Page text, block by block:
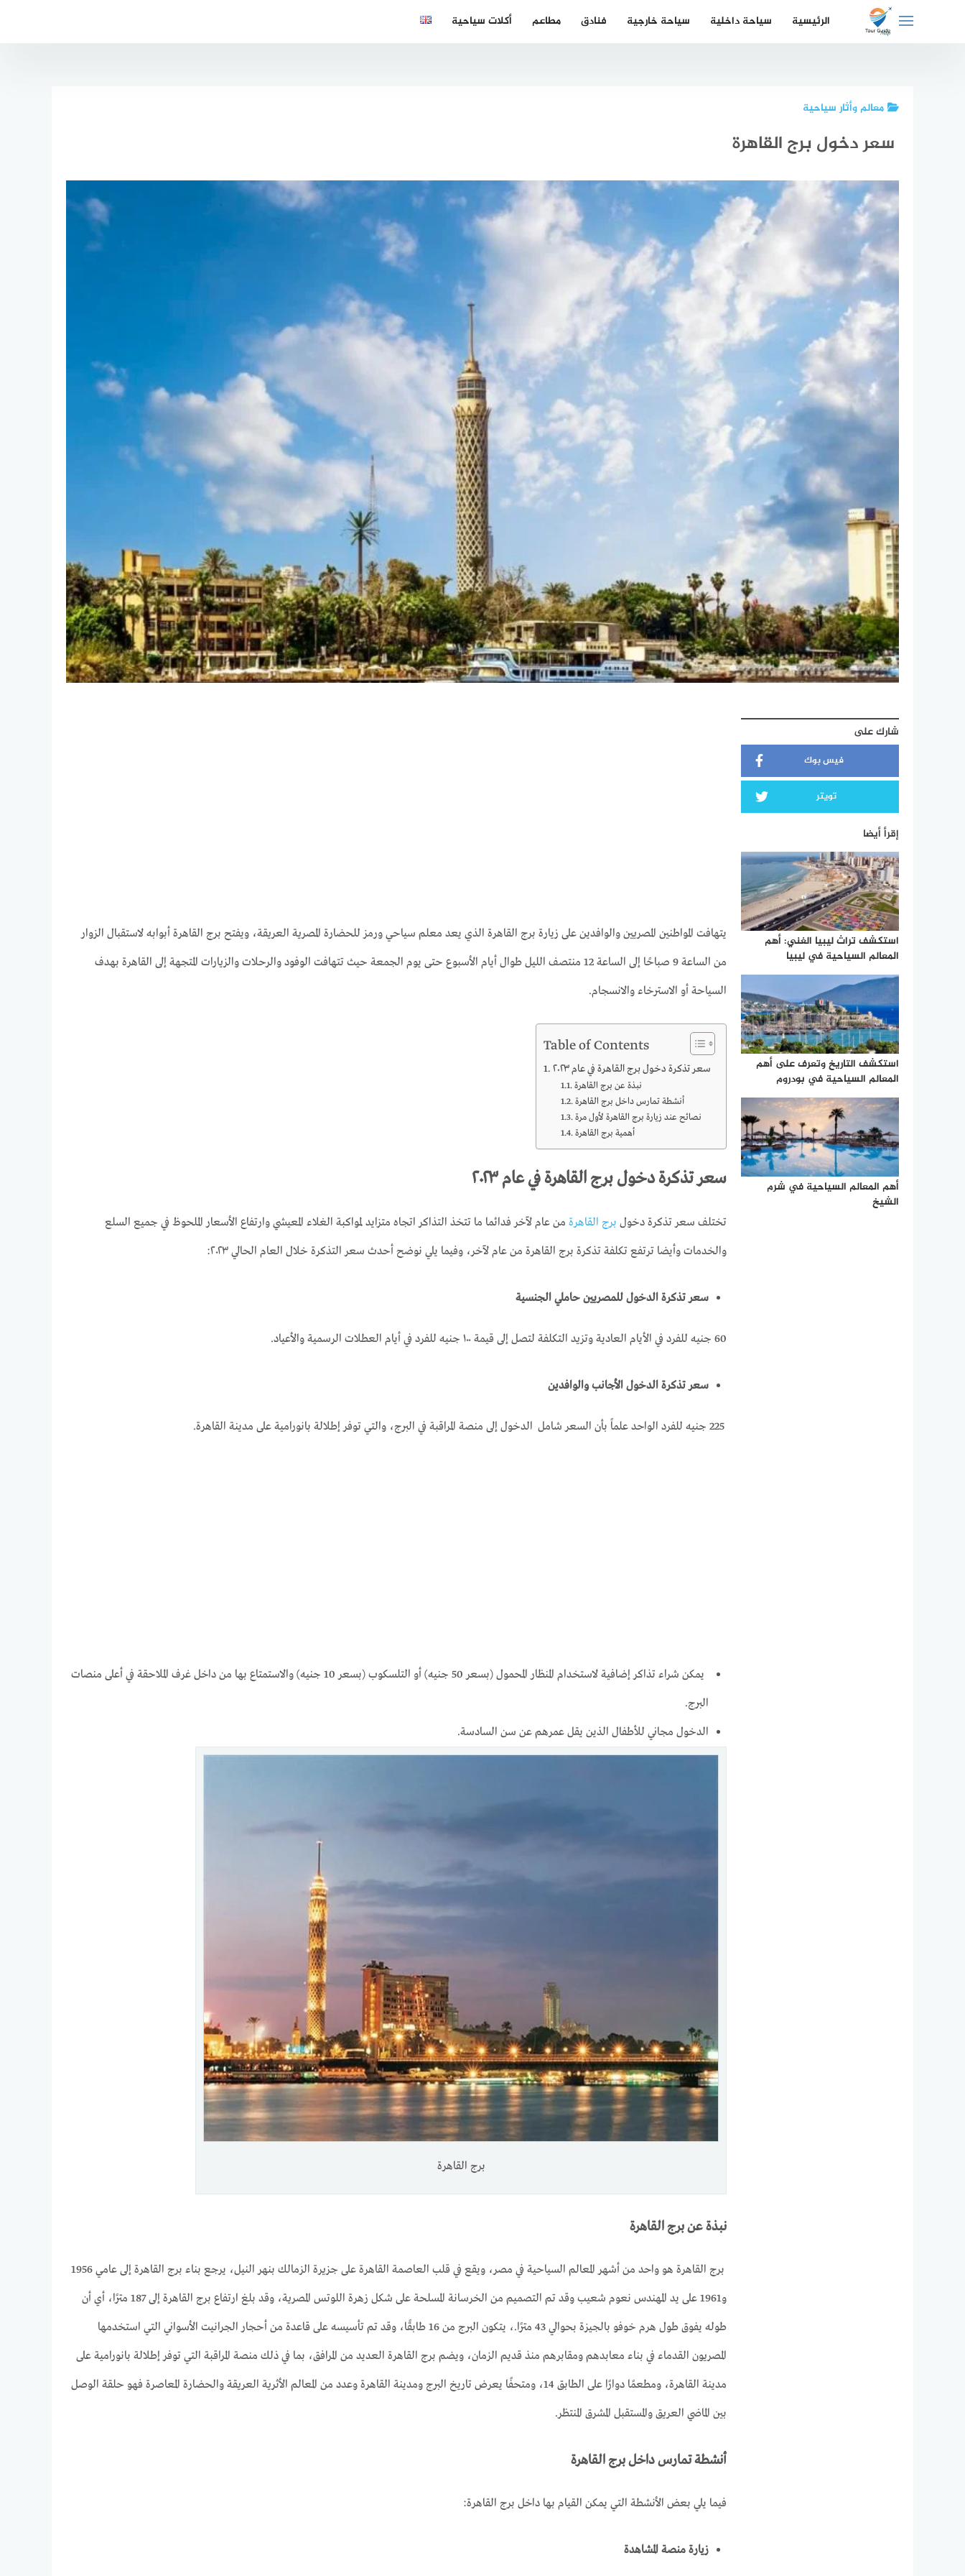
الرئيسية سياحة داخلية سياحة خارجية فنادق مطاعم أكلات سياحية
معالم وأثار سياحية
سعر دخول برج القاهرة
شارك على
فيس بوك
تويتر
إقرأ أيضا
استكشف تراث ليبيا الغني: أهم
المعالم السياحية في ليبيا
استكشف التاريخ وتعرف على أهم
المعالم السياحية في بودروم
أهم المعالم السياحية في شرم
الشيخ
يتهافت المواطنين المصريين والوافدين على زيارة برج القاهرة الذي يعد معلم سياحي ورمز للحضارة المصرية العريقة، ويفتح برج القاهرة أبوابه لاستقبال الزوار
من الساعة 9 صباحًا إلى الساعة 12 منتصف الليل طوال أيام الأسبوع حتى يوم الجمعة حيث تتهافت الوفود والرحلات والزيارات المتجهة إلى القاهرة بهدف
السياحة أو الاسترخاء والانسجام.
Table of Contents
سعر تذكرة دخول برج القاهرة في عام ٢٠٢٣
نبذة عن برج القاهرة
أنشطة تمارس داخل برج القاهرة
نصائح عند زيارة برج القاهرة لأول مرة
أهمية برج القاهرة
سعر تذكرة دخول برج القاهرة في عام ٢٠٢٣
تختلف سعر تذكرة دخول برج القاهرة من عام لآخر فدائما ما تتخذ التذاكر اتجاه متزايد لمواكبة الغلاء المعيشي وارتفاع الأسعار الملحوظ في جميع السلع
والخدمات وأيضا ترتفع تكلفة تذكرة برج القاهرة من عام لآخر، وفيما يلي نوضح أحدث سعر التذكرة خلال العام الحالي ٢٠٢٣:
سعر تذكرة الدخول للمصريين حاملي الجنسية
60 جنيه للفرد في الأيام العادية وتزيد التكلفة لتصل إلى قيمة ١٠٠ جنيه للفرد في أيام العطلات الرسمية والأعياد.
سعر تذكرة الدخول الأجانب والوافدين
يمكن شراء تذاكر إضافية لاستخدام المنظار المحمول (بسعر 50 جنيه) أو التلسكوب (بسعر 10 جنيه) والاستمتاع بها من داخل غرف الملاحقة في أعلى منصات
البرج.
الدخول مجاني للأطفال الذين يقل عمرهم عن سن السادسة.
برج القاهرة
نبذة عن برج القاهرة
برج القاهرة هو واحد من أشهر المعالم السياحية في مصر، ويقع في قلب العاصمة القاهرة على جزيرة الزمالك بنهر النيل، يرجع بناء برج القاهرة إلى عامي 1956
و1961 على يد المهندس نعوم شعيب وقد تم التصميم من الخرسانة المسلحة على شكل زهرة اللوتس المصرية، وقد بلغ ارتفاع برج القاهرة إلى 187 مترًا، أي أن
طوله يفوق طول هرم خوفو بالجيزة بحوالي 43 مترًا.، يتكون البرج من 16 طابقًا، وقد تم تأسيسه على قاعدة من أحجار الجرانيت الأسواني التي استخدمها
المصريون القدماء في بناء معابدهم ومقابرهم منذ قديم الزمان، ويضم برج القاهرة العديد من المرافق، بما في ذلك منصة المراقبة التي توفر إطلالة بانورامية على
مدينة القاهرة، ومطعمًا دوارًا على الطابق 14، ومتحفًا يعرض تاريخ البرج ومدينة القاهرة وعدد من المعالم الأثرية العريقة والحضارة المعاصرة فهو حلقة الوصل
بين الماضي العريق والمستقبل المشرق المنتظر.
أنشطة تمارس داخل برج القاهرة
فيما يلي بعض الأنشطة التي يمكن القيام بها داخل برج القاهرة:
زيارة منصة المشاهدة